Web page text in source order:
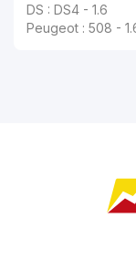
DS : DS4 - 1.6
Peugeot : 508 -